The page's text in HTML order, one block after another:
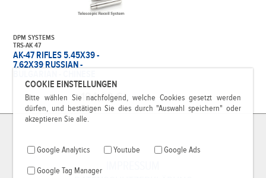
COOKIE EINSTELLUNGEN
Bitte wählen Sie nachfolgend, welche Cookies gesetzt werden
dürfen, und bestätigen Sie dies durch "Auswahl speichern" oder
akzeptieren Sie alle.
Google Analytics Youtube Google Ads
Google Tag Manager
DPM SYSTEMS
TRS-AK 47
AK-47 RIFLES 5.45X39 -
7.62X39 RUSSIAN -
194,99 €*